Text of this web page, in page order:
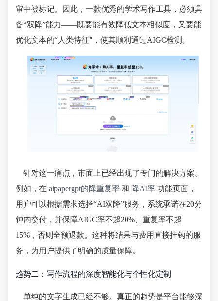
审中被标记。因此，一款优秀的学术写作工具，必须具
备“双降”能力——既要能有效降低文本相似度，又要能
优化文本的“人类特征”，使其顺利通过AIGC检测。
针对这一痛点，市面上已经出现了专门的解决方案。
例如，在 aipapergpt的降重复率 和 降AI率 功能页面，
用户可以根据需求选择“AI双降”服务，系统承诺在20分
钟内交付，并保障AIGC率不超20%、重复率不超
15%，否则全额退款。这种将结果与费用直接挂钩的服
务，为用户提供了明确的质量保障。
趋势二：写作流程的深度智能化与个性化定制
单纯的文字生成已经不够。真正的趋势是平台能够深